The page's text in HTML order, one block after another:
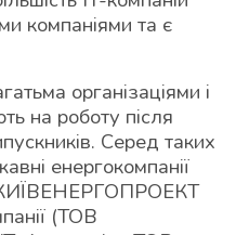
компаніями та є
організаціями і
на роботу після
Серед таких
енергокомпанії
КИЇВЕНЕРГОПРОЕКТ
(ТОВ